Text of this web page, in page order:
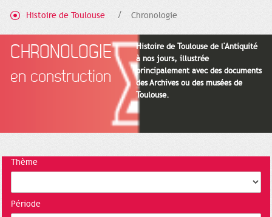
Histoire de Toulouse Chronologie
CHRONOLOGIE
en construction
Histoire de Toulouse de l'Antiquité
à nos jours, illustrée
principalement avec des documents
des Archives ou des musées de
Toulouse.
Thème
Période